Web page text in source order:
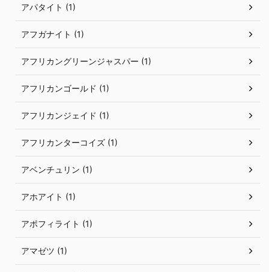
アパタイト (1)
アフガナイト (1)
アフリカングリーンジャスパー (1)
アフリカンゴールド (1)
アフリカンジェイド (1)
アフリカンターコイズ (1)
アベンチュリン (1)
アホアイト (1)
アポフィライト (1)
アマゼツ (1)